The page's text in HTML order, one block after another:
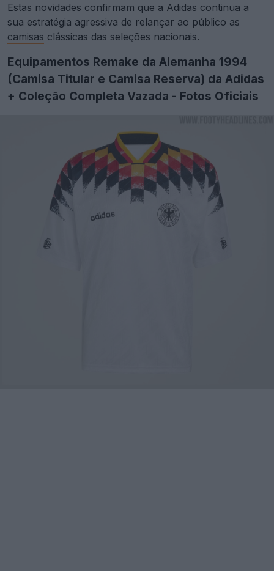
Estas novidades confirmam que a Adidas continua a
sua estratégia agressiva de relançar ao público as
camisas clássicas das seleções nacionais.
Equipamentos Remake da Alemanha 1994
(Camisa Titular e Camisa Reserva) da Adidas
+ Coleção Completa Vazada - Fotos Oficiais